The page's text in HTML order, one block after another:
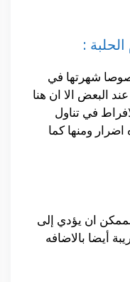
:
شهرتها في
البعض الا ان هنا
في تناول
ومنها كما
ان يؤدي إلى
أيضا بالاضافه